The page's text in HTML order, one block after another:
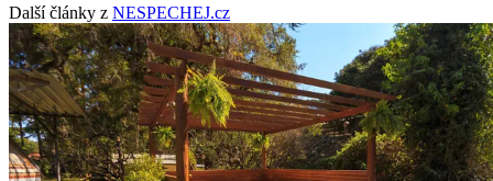
Další články z NESPECHEJ.cz